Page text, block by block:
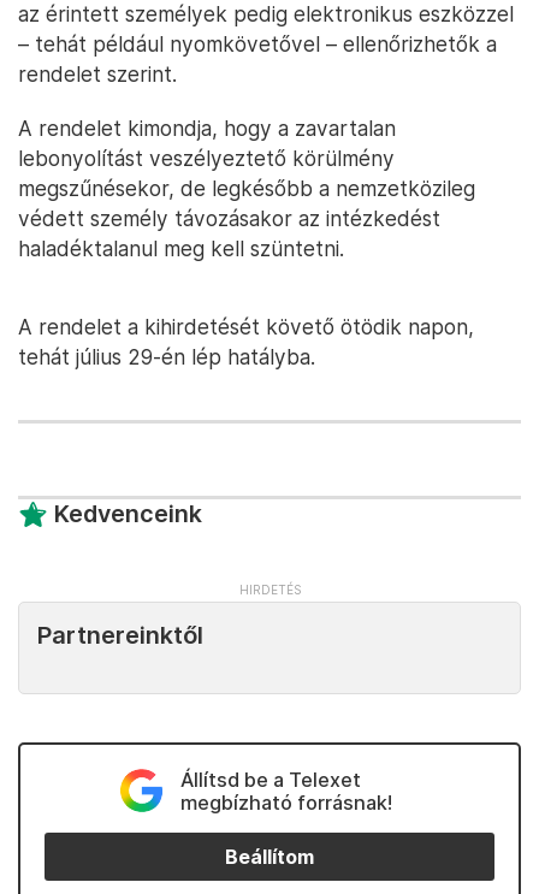
az érintett személyek pedig elektronikus eszközzel
– tehát például nyomkövetővel – ellenőrizhetők a
rendelet szerint.
A rendelet kimondja, hogy a zavartalan
lebonyolítást veszélyeztető körülmény
megszűnésekor, de legkésőbb a nemzetközileg
védett személy távozásakor az intézkedést
haladéktalanul meg kell szüntetni.
A rendelet a kihirdetését követő ötödik napon,
tehát július 29-én lép hatályba.
Kedvenceink
Partnereinktől
Állítsd be a Telexet
megbízható forrásnak!
Beállítom